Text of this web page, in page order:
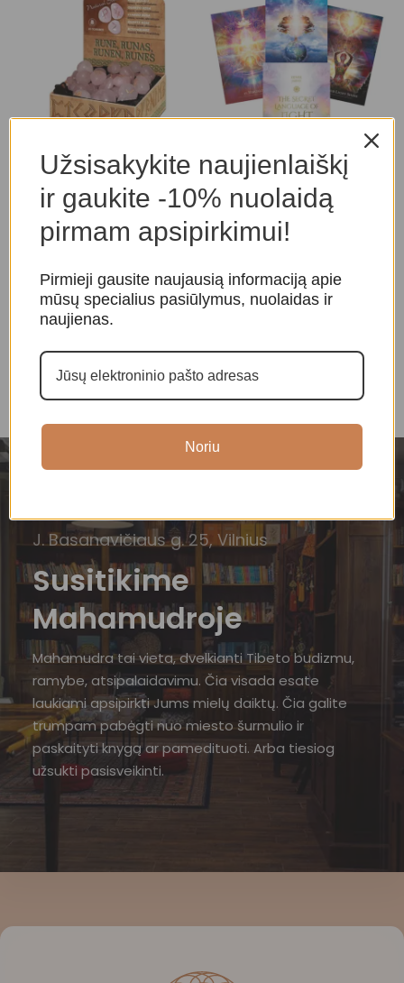
-20%
Rožinio kvarco Runos
Taro ir orakulo kortos Runos
28,00€
Oracle Kortos The Secret
Language of Light
Taro ir orakulo kortos
Orakulo kortos
J. Basanavičiaus g. 25, Vilnius
Susitikime
Mahamudroje
Mahamudra tai vieta, dvelkianti Tibeto budizmu,
ramybe, atsipalaidavimu. Čia visada esate
laukiami apsipirkti Jums mielų daiktų. Čia galite
trumpam pabėgti nuo miesto šurmulio ir
paskaityti knygą ar pamedituoti. Arba tiesiog
užsukti pasisveikinti.
Užsisakykite naujienlaiškį
ir gaukite -10% nuolaidą
pirmam apsipirkimui!
Pirmieji gausite naujausią informaciją apie
mūsų specialius pasiūlymus, nuolaidas ir
naujienas.
Noriu